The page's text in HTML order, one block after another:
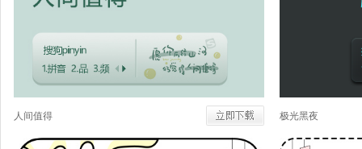
人间值得 极光黑夜